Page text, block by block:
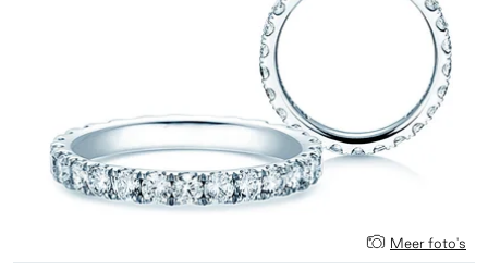
Meer foto's